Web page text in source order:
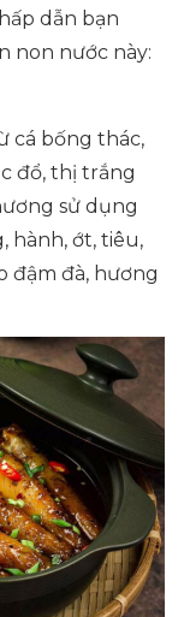
dẫn bạn
non nước này:
cá bống thác,
đổ, thị trắng
sử dụng
hành, ớt, tiêu,
đậm đà, hương